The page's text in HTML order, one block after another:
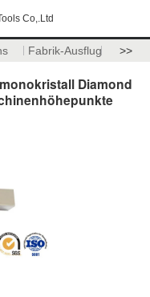
Co,.Ltd
Fabrik-Ausflug >>
Diamond